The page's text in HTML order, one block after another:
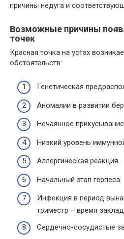
причины недуга и
Возможные причины
точек
Красная точка на устах
обстоятельств:
Генетическая
Аномалии в развитии
Нечаянное
Низкий уровень
Аллергическая реакция.
Начальный этап герпеса.
Инфекция в период
триместр – время
Сердечно-сосудистые